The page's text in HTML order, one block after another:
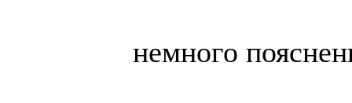
немного